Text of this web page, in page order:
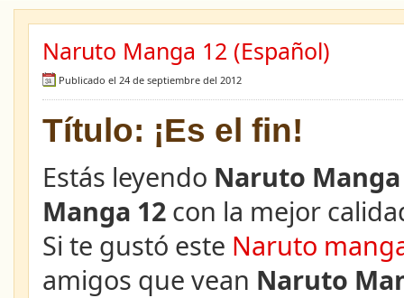
Naruto Manga 12 (Español)
Publicado el 24 de septiembre del 2012
Título: ¡Es el fin!
Estás leyendo Naruto Manga
Manga 12 con la mejor
Si te gustó este Naruto
amigos que vean Naruto